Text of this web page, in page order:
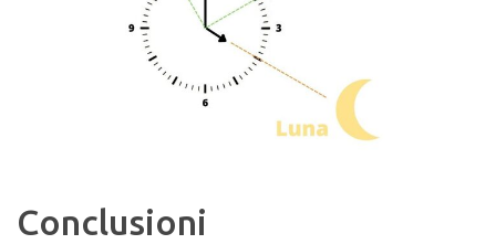
Conclusioni